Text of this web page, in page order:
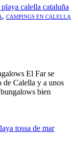
, CAMPINGS EN CALELLA
El Far se
de Calella y a unos
bien